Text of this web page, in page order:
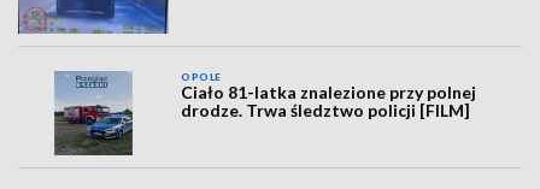
OPOLE
Ciało 81-latka znalezione przy polnej
drodze. Trwa śledztwo policji [FILM]